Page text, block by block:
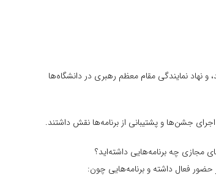
نهاد نمایندگی مقام معظم رهبری در دانشگاه‌ها
جشن‌ها و پشتیبانی از برنامه‌ها نقش داشتند.
حضور فعال داشته و برنامه‌هایی چون: